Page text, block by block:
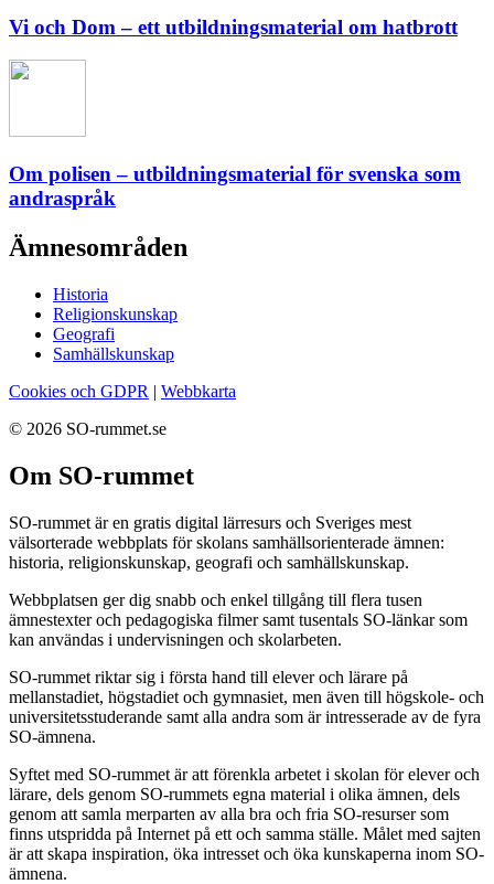
Vi och Dom – ett utbildningsmaterial om hatbrott
Om polisen – utbildningsmaterial för svenska som
andraspråk
Ämnesområden
Historia
Religionskunskap
Geografi
Samhällskunskap
Cookies och GDPR | Webbkarta
© 2026 SO-rummet.se
Om SO-rummet
SO-rummet är en gratis digital lärresurs och Sveriges mest
välsorterade webbplats för skolans samhällsorienterade ämnen:
historia, religionskunskap, geografi och samhällskunskap.
Webbplatsen ger dig snabb och enkel tillgång till flera tusen
ämnestexter och pedagogiska filmer samt tusentals SO-länkar som
kan användas i undervisningen och skolarbeten.
SO-rummet riktar sig i första hand till elever och lärare på
mellanstadiet, högstadiet och gymnasiet, men även till högskole- och
universitetsstuderande samt alla andra som är intresserade av de fyra
SO-ämnena.
Syftet med SO-rummet är att förenkla arbetet i skolan för elever och
lärare, dels genom SO-rummets egna material i olika ämnen, dels
genom att samla merparten av alla bra och fria SO-resurser som
finns utspridda på Internet på ett och samma ställe. Målet med sajten
är att skapa inspiration, öka intresset och öka kunskaperna inom SO-
ämnena.